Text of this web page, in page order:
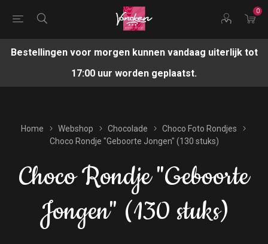
0
Bestellingen voor morgen kunnen vandaag uiterlijk tot
17:00 uur worden geplaatst.
Home Webshop Chocolade
Choco Foto Rondjes
Choco Rondje "Geboorte Jongen" (130 stuks)
Choco Rondje "Geboorte
Jongen" (130 stuks)